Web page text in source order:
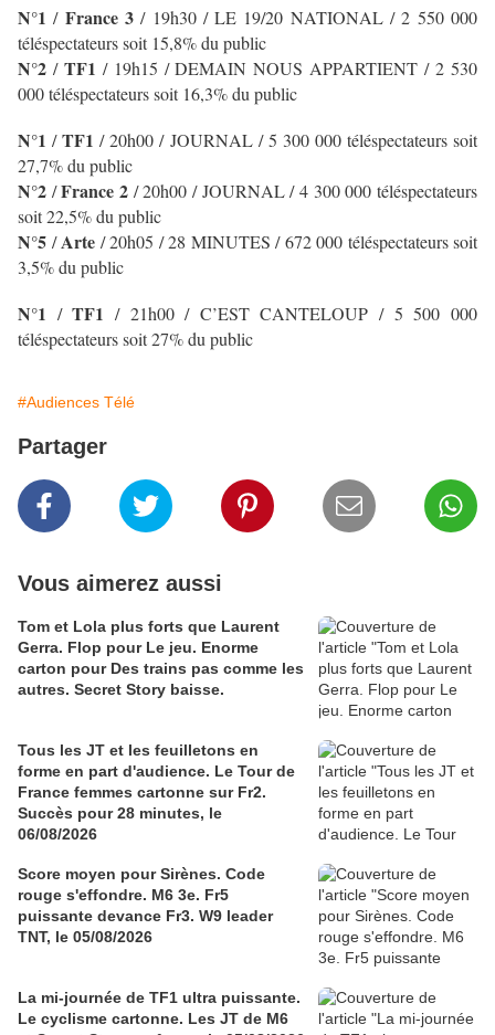
N°1 / France 3/ 19h30 / LE 19/20 NATIONAL / 2 550 000
téléspectateurs soit 15,8% du public
N°2 / TF1 / 19h15 / DEMAIN NOUS APPARTIENT / 2 530
000 téléspectateurs soit 16,3% du public
N°1 /TF1 /20h00 / JOURNAL / 5 300 000 téléspectateurs soit
27,7% du public
N°2 /France 2 /20h00 / JOURNAL / 4 300 000 téléspectateurs
soit 22,5% du public
N°5 /Arte / 20h05 / 28 MINUTES / 672 000 téléspectateurs soit
3,5% du public
N°1 /TF1 / 21h00 / C’EST CANTELOUP / 5 500 000
téléspectateurs soit 27% du public
#Audiences Télé
Partager
Vous aimerez aussi
Tom et Lola plus forts que Laurent
Gerra. Flop pour Le jeu. Enorme
carton pour Des trains pas comme les
autres. Secret Story baisse.
Tous les JT et les feuilletons en
forme en part d'audience. Le Tour de
France femmes cartonne sur Fr2.
Succès pour 28 minutes, le
06/08/2026
Score moyen pour Sirènes. Code
rouge s'effondre. M6 3e. Fr5
puissante devance Fr3. W9 leader
TNT, le 05/08/2026
La mi-journée de TF1 ultra puissante.
Le cyclisme cartonne. Les JT de M6